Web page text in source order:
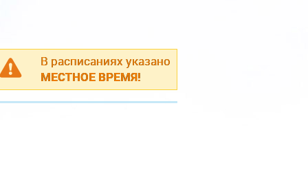
В расписаниях указано
МЕСТНОЕ ВРЕМЯ!